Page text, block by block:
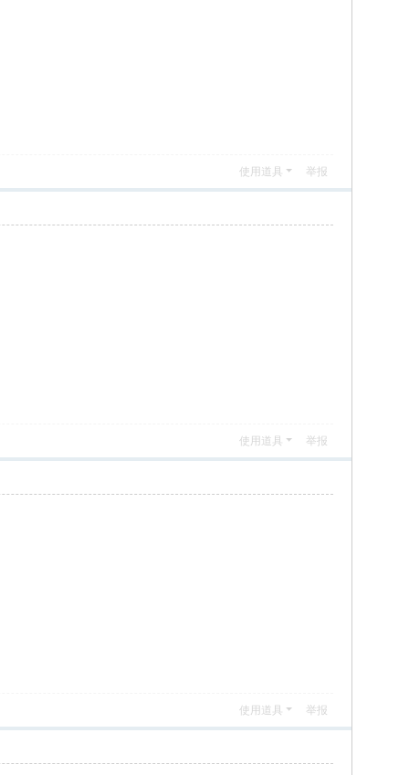
使用道具 举报
使用道具 举报
使用道具 举报